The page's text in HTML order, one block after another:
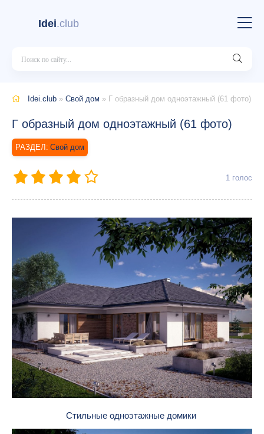
Idei.club
Idei.club » Свой дом » Г образный дом одноэтажный (61 фото)
Г образный дом одноэтажный (61 фото)
Свой дом
1 голос
Стильные одноэтажные домики